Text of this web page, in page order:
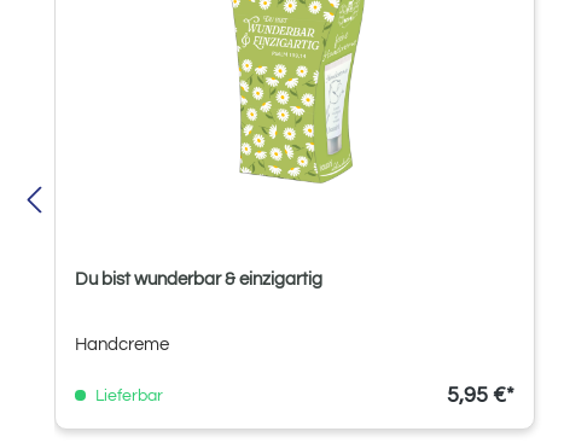
Du bist wunderbar & einzigartig
Handcreme
Lieferbar 5,95 €*